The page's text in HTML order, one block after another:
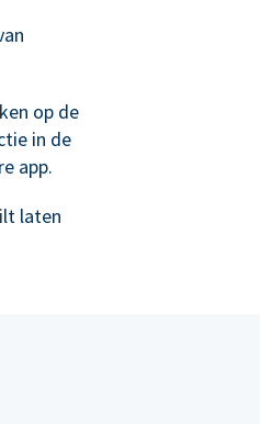
op de
in de
app.
laten